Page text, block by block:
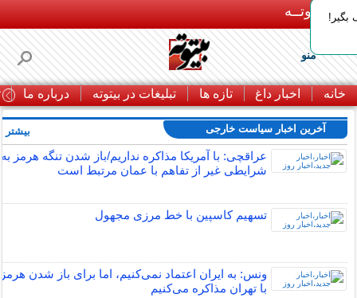
بـیتوتــه
منو
خانه اخبار داغ تازه ها تبلیغات در بیتوته درباره ما
آخرین اخبار سیاست خارجی
عراقچی: با آمریکا مذاکره نداریم/باز شدن تنگه هرمز به
شرایطی غیر از تفاهم با عمان مرتبط است
تسهیم کاسپین با خط مرزی مجهول
ونس: به ایران اعتماد نمی‌کنیم، اما برای باز شدن هرمز
با تهران مذاکره می‌کنیم
بیشتر